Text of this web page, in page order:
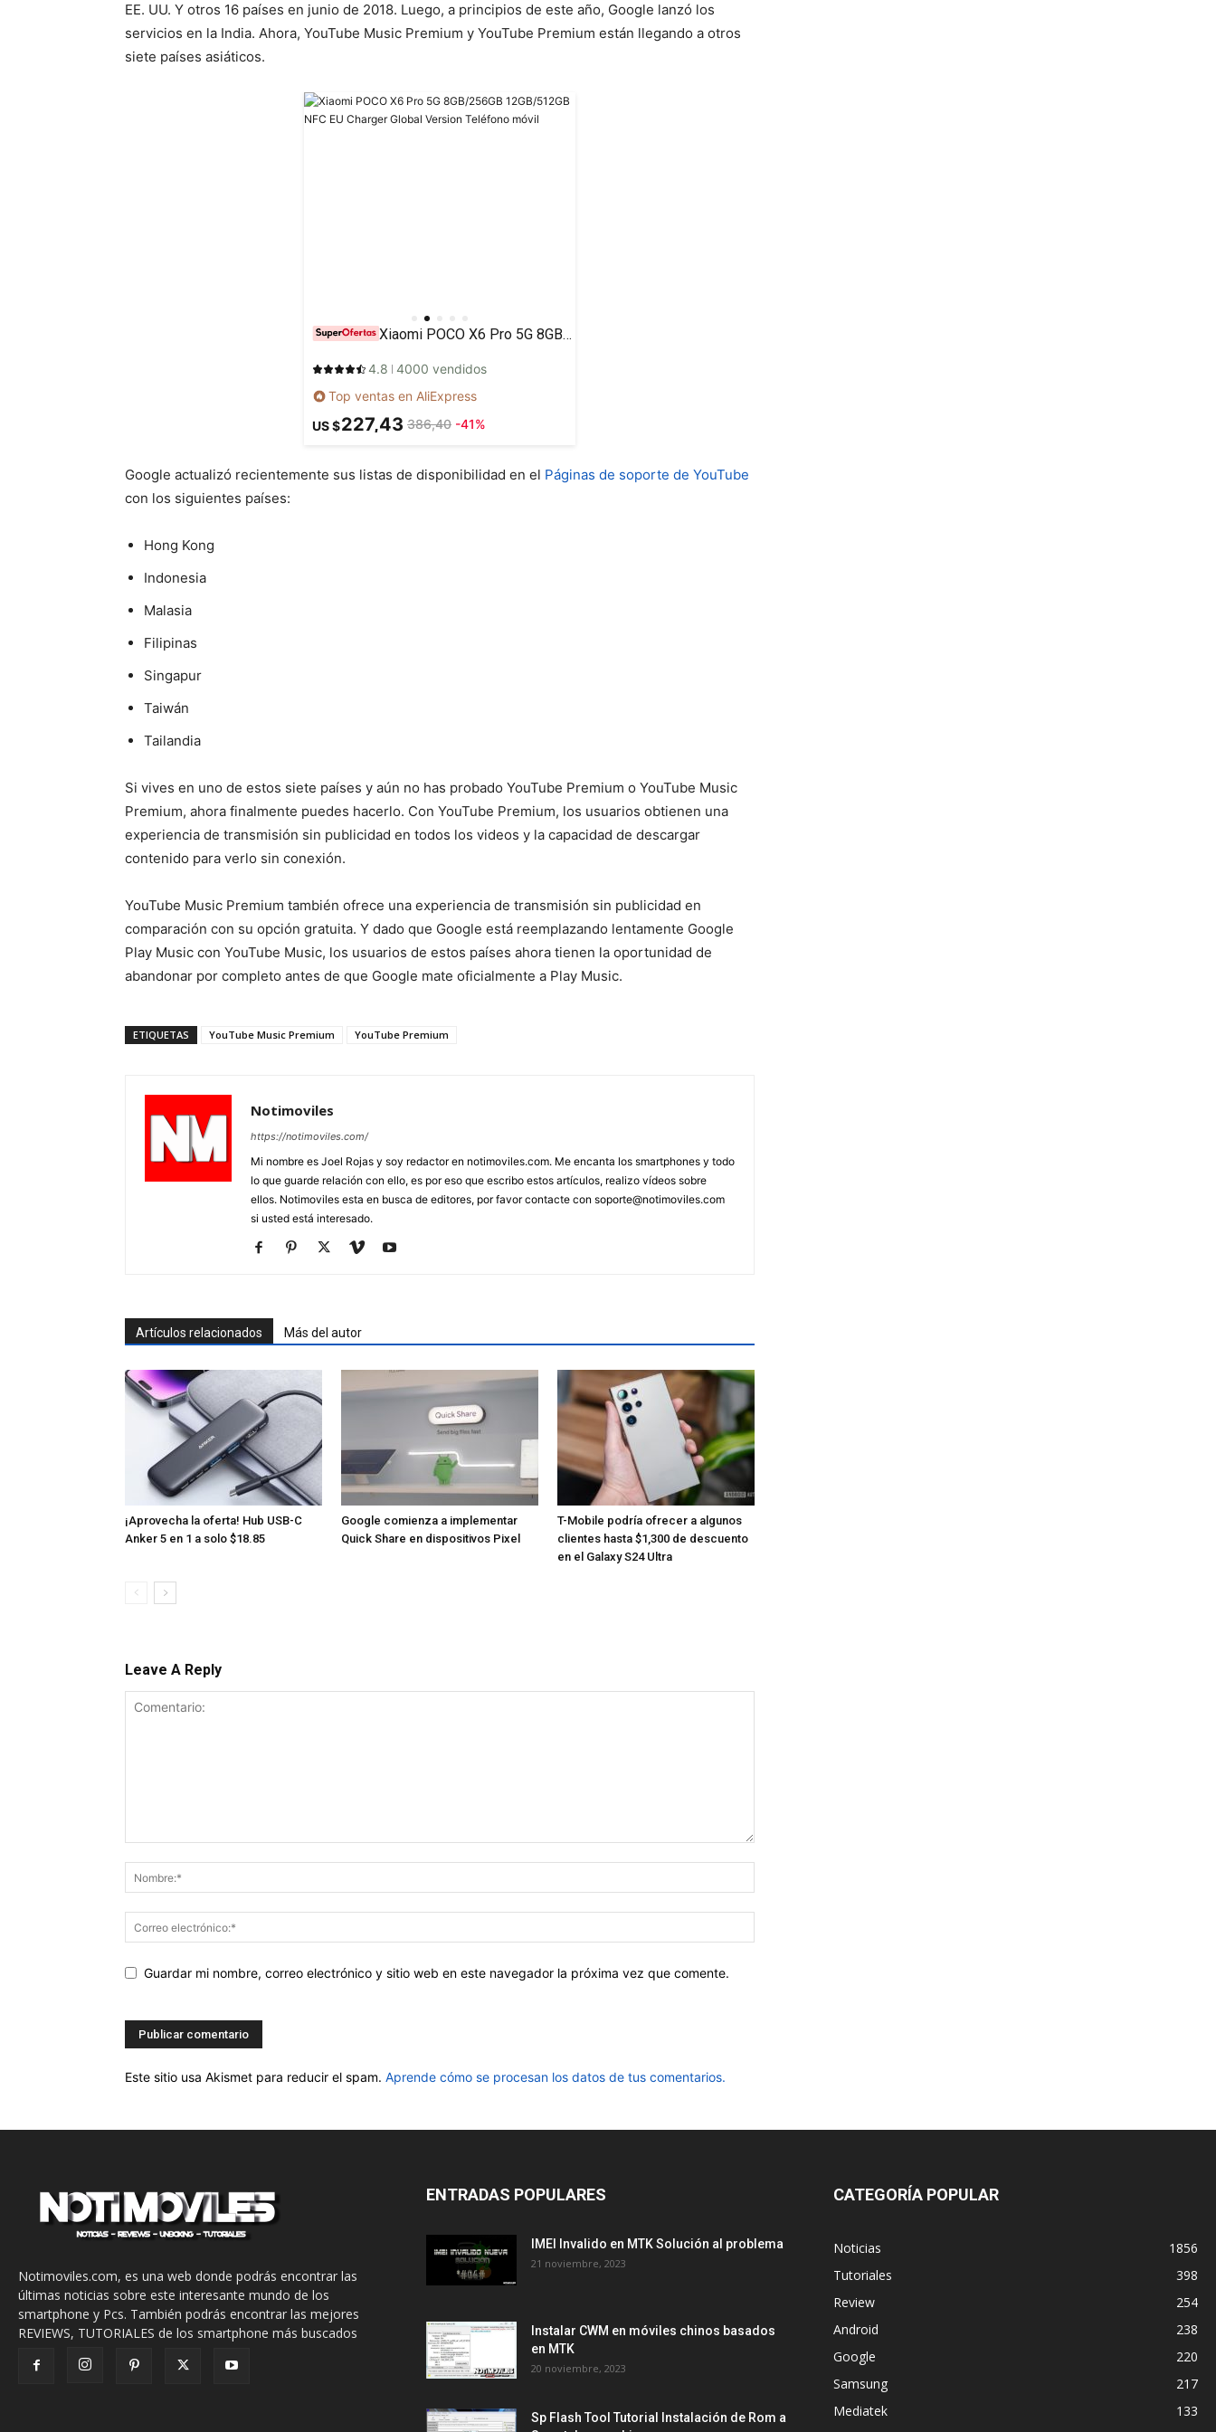
EE. UU. Y otros 16 países en junio de 2018. Luego, a principios de este año, Google lanzó los
servicios en la India. Ahora, YouTube Music Premium y YouTube Premium están llegando a otros
siete países asiáticos.
Xiaomi POCO X6 Pro 5G 8GB/256GB 12GB/512GB NFC EU Charger Global Version Teléfono móvil
4.8 4000 vendidos
Top ventas en AliExpress
US $227,43 386,40 -41%
Google actualizó recientemente sus listas de disponibilidad en el Páginas de soporte de YouTube
con los siguientes países:
Hong Kong
Indonesia
Malasia
Filipinas
Singapur
Taiwán
Tailandia
Si vives en uno de estos siete países y aún no has probado YouTube Premium o YouTube Music
Premium, ahora finalmente puedes hacerlo. Con YouTube Premium, los usuarios obtienen una
experiencia de transmisión sin publicidad en todos los videos y la capacidad de descargar
contenido para verlo sin conexión.
YouTube Music Premium también ofrece una experiencia de transmisión sin publicidad en
comparación con su opción gratuita. Y dado que Google está reemplazando lentamente Google
Play Music con YouTube Music, los usuarios de estos países ahora tienen la oportunidad de
abandonar por completo antes de que Google mate oficialmente a Play Music.
ETIQUETAS YouTube Music Premium YouTube Premium
Notimoviles
https://notimoviles.com/
Mi nombre es Joel Rojas y soy redactor en notimoviles.com. Me encanta los smartphones y todo
lo que guarde relación con ello, es por eso que escribo estos artículos, realizo vídeos sobre
ellos. Notimoviles esta en busca de editores, por favor contacte con soporte@notimoviles.com
si usted está interesado.
Artículos relacionados Más del autor
¡Aprovecha la oferta! Hub USB-C
Anker 5 en 1 a solo $18.85
Google comienza a implementar
Quick Share en dispositivos Pixel
T-Mobile podría ofrecer a algunos
clientes hasta $1,300 de descuento
en el Galaxy S24 Ultra
Leave A Reply
Guardar mi nombre, correo electrónico y sitio web en este navegador la próxima vez que comente.
Este sitio usa Akismet para reducir el spam. Aprende cómo se procesan los datos de tus comentarios.
Notimoviles.com, es una web donde podrás encontrar las
últimas noticias sobre este interesante mundo de los
smartphone y Pcs. También podrás encontrar las mejores
REVIEWS, TUTORIALES de los smartphone más buscados
ENTRADAS POPULARES
IMEI Invalido en MTK Solución al problema
21 noviembre, 2023
Instalar CWM en móviles chinos basados
en MTK
20 noviembre, 2023
Sp Flash Tool Tutorial Instalación de Rom a
CATEGORÍA POPULAR
Noticias
1856
Tutoriales
398
Review
254
Android
238
Google
220
Samsung
217
Mediatek
133